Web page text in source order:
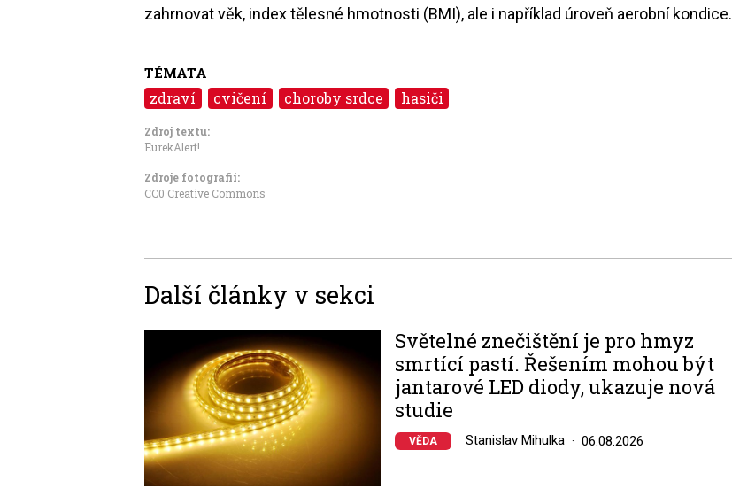
zahrnovat věk, index tělesné hmotnosti (BMI), ale i například úroveň aerobní kondice.
TÉMATA
zdraví cvičení choroby srdce hasiči
Zdroj textu:
EurekAlert!
Zdroje fotografii:
CC0 Creative Commons
Další články v sekci
Světelné znečištění je pro hmyz
smrtící pastí. Řešením mohou být
jantarové LED diody, ukazuje nová
studie
VĚDA Stanislav Mihulka 06.08.2026